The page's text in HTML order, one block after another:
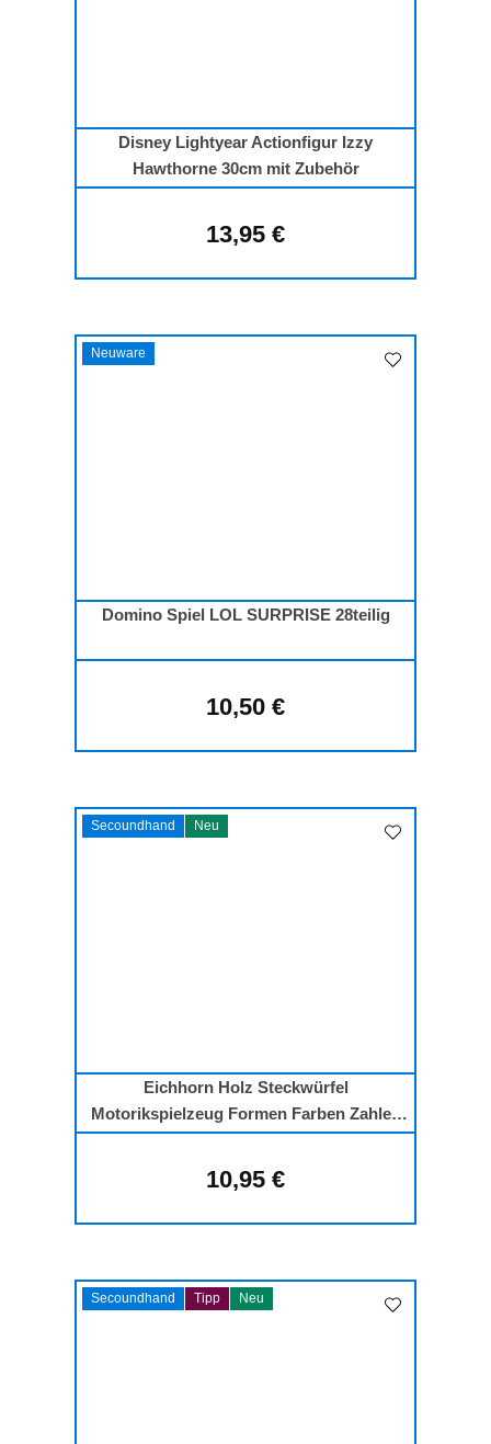
Disney Lightyear Actionfigur Izzy
Hawthorne 30cm mit Zubehör
Regulärer Preis:
13,95 €
Neuware
Domino Spiel LOL SURPRISE 28teilig
Regulärer Preis:
10,50 €
Secoundhand Neu
Eichhorn Holz Steckwürfel
Motorikspielzeug Formen Farben Zahlen
ab 1 Jahr
Regulärer Preis:
10,95 €
Secoundhand Tipp Neu